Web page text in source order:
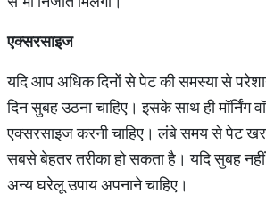
एक्सरसाइज
यदि आप अधिक दिनों से पेट की समस्या से
दिन सुबह उठना चाहिए। इसके साथ ही
एक्सरसाइज करनी चाहिए। लंबे समय से पेट
सबसे बेहतर तरीका हो सकता है। यदि सुबह
अन्य घरेलू उपाय अपनाने चाहिए।